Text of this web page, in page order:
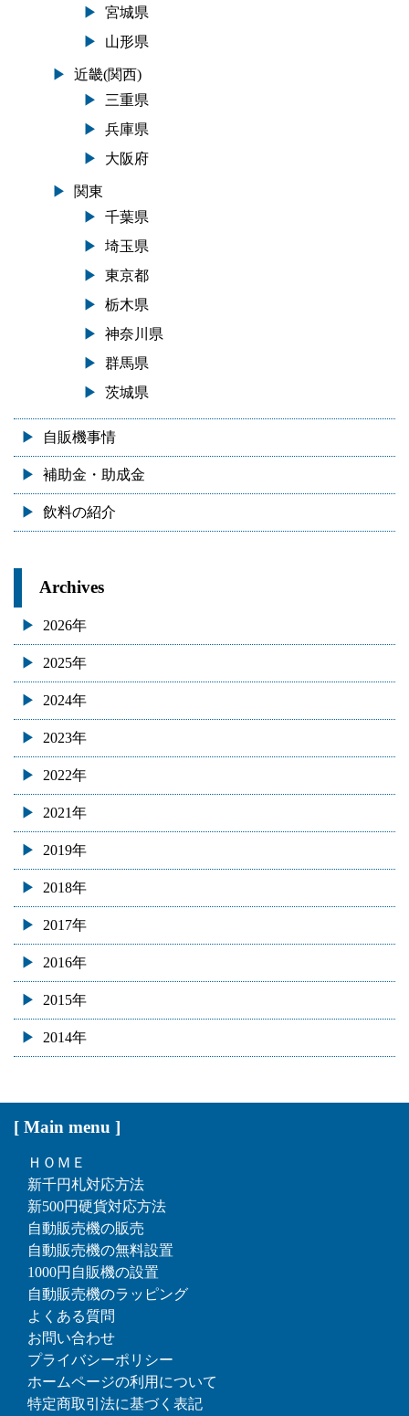
宮城県
山形県
近畿(関西)
三重県
兵庫県
大阪府
関東
千葉県
埼玉県
東京都
栃木県
神奈川県
群馬県
茨城県
自販機事情
補助金・助成金
飲料の紹介
Archives
2026年
2025年
2024年
2023年
2022年
2021年
2019年
2018年
2017年
2016年
2015年
2014年
[ Main menu ]
ＨＯＭＥ
新千円札対応方法
新500円硬貨対応方法
自動販売機の販売
自動販売機の無料設置
1000円自販機の設置
自動販売機のラッピング
よくある質問
お問い合わせ
プライバシーポリシー
ホームページの利用について
特定商取引法に基づく表記